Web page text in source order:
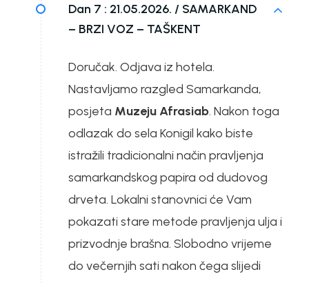
Dan 7 : 21.05.2026. / SAMARKAND
– BRZI VOZ – TAŠKENT
Doručak. Odjava iz hotela.
Nastavljamo razgled Samarkanda,
posjeta Muzeju Afrasiab. Nakon toga
odlazak do sela Konigil kako biste
istražili tradicionalni način pravljenja
samarkandskog papira od dudovog
drveta. Lokalni stanovnici će Vam
pokazati stare metode pravljenja ulja i
prizvodnje brašna. Slobodno vrijeme
do večernjih sati nakon čega slijedi